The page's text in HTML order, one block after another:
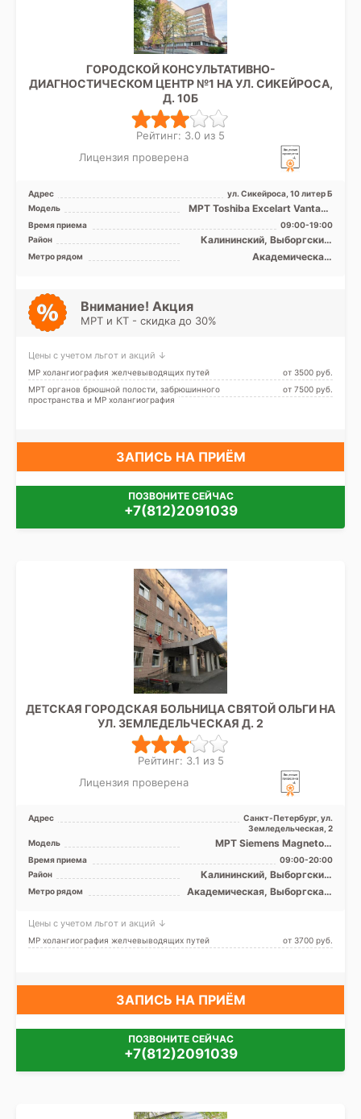
ГОРОДСКОЙ КОНСУЛЬТАТИВНО-
ДИАГНОСТИЧЕСКОМ ЦЕНТР №1 НА УЛ. СИКЕЙРОСА,
Д. 10Б
Рейтинг: 3.0 из 5
Лицензия проверена
Адрес
ул. Сикейроса, 10 литер Б
Модель
МРТ Toshiba Excelart Vantage
Atlas 1.5T закрытый тип, КТ
Philips 64 ср ...
Время приема
09:00-19:00
Район
Калининский, Выборгский,
Кронштадтский, Курортный,
Приморский, Лен. область
Метро рядом
Академическая,
Внимание! Акция
МРТ и КТ - скидка до 30%
Цены с учетом льгот и акций ↓
МР холангиография желчевыводящих путей
от 3500 pуб.
МРТ органов брюшной полости, забрюшинного
пространства и МР холангиография
от 7500 pуб.
ЗАПИСЬ НА ПРИЁМ
ПОЗВОНИТЕ СЕЙЧАС
+7(812)2091039
ДЕТСКАЯ ГОРОДСКАЯ БОЛЬНИЦА СВЯТОЙ ОЛЬГИ НА
УЛ. ЗЕМЛЕДЕЛЬЧЕСКАЯ Д. 2
Рейтинг: 3.1 из 5
Лицензия проверена
Адрес
Санкт-Петербург, ул.
Земледельческая, 2
Модель
МРТ Siemens Magnetom
Espree 1.5T закрытый тип,
УЗИ
Время приема
09:00-20:00
Район
Калининский, Выборгский,
Красногвардейский,
Петроградский, Приморский
Метро рядом
Академическая, Выборгская,
Площадь Ленина, Площадь
Мужества, Политехническая,
Цены с учетом льгот и акций ↓
МР холангиография желчевыводящих путей от 3700 pуб.
ЗАПИСЬ НА ПРИЁМ
ПОЗВОНИТЕ СЕЙЧАС
+7(812)2091039